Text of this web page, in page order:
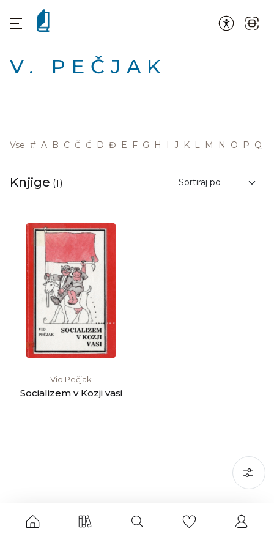
V. PEČJAK
Vse # A B C Č Ć D Đ E F G H I J K L M N O P Q
Knjige (1)
Vid Pečjak
Socializem v Kozji vasi